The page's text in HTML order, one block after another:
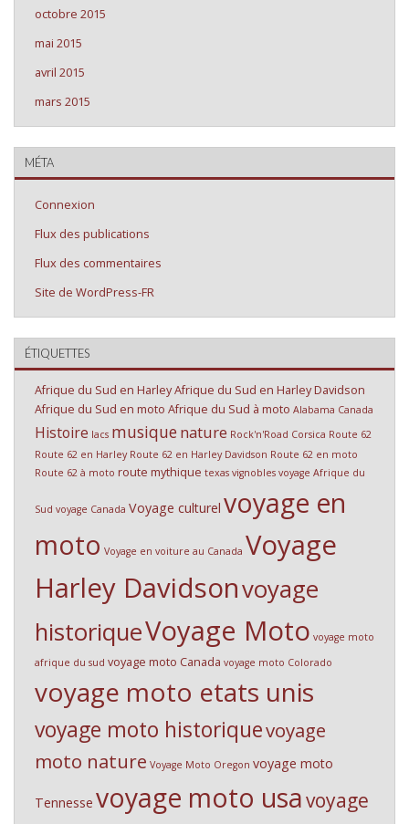
octobre 2015
mai 2015
avril 2015
mars 2015
MÉTA
Connexion
Flux des publications
Flux des commentaires
Site de WordPress-FR
ÉTIQUETTES
Afrique du Sud en HarleyAfrique du Sud en Harley Davidson
Afrique du Sud en moto Afrique du Sud à moto Alabama Canada
Histoire lacs musiquenature Rock'n'Road Corsica Route 62
Route 62 en Harley Route 62 en Harley Davidson Route 62 en moto
Route 62 à moto route mythique texas vignobles voyage Afrique du
Sud voyage Canada Voyage culturel voyage en
moto Voyage en voiture au Canada Voyage
Harley Davidsonvoyage
historiqueVoyage Moto voyage moto
afrique du sud voyage moto Canada voyage moto Colorado
voyage moto etats unis
voyage moto historiquevoyage
moto nature Voyage Moto Oregon voyage moto
Tennesse voyage moto usavoyage